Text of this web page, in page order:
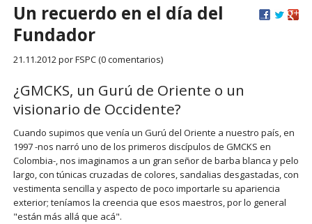
Un recuerdo en el día del
Fundador
21.11.2012por FSPC (0 comentarios)
¿GMCKS, un Gurú de Oriente o un
visionario de Occidente?
Cuando supimos que venía un Gurú del Oriente a nuestro país, en
1997 -nos narró uno de los primeros discípulos de GMCKS en
Colombia-, nos imaginamos a un gran señor de barba blanca y pelo
largo, con túnicas cruzadas de colores, sandalias desgastadas, con
vestimenta sencilla y aspecto de poco importarle su apariencia
exterior; teníamos la creencia que esos maestros, por lo general
"están más allá que acá".